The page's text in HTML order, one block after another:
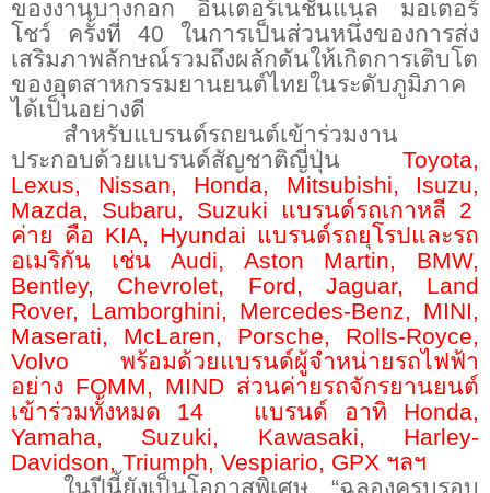
ของงานบางกอก อินเตอร์เนชั่นแนล มอเตอร์
โชว์ ครั้งที่ 40 ในการเป็นส่วนหนึ่งของการส่ง
เสริมภาพลักษณ์รวมถึงผลักดันให้เกิดการเติบโต
ของอุตสาหกรรมยานยนต์ไทยในระดับภูมิภาค
ได้เป็นอย่างดี
สำหรับแบรนด์รถยนต์เข้าร่วมงาน
ประกอบด้วยแบรนด์สัญชาติญี่ปุ่น Toyota,
Lexus, Nissan, Honda, Mitsubishi, Isuzu,
Mazda, Subaru, Suzuki แบรนด์รถเกาหลี 2
ค่าย คือ KIA, Hyundai แบรนด์รถยุโรปและรถ
อเมริกัน เช่นAudi, Aston Martin, BMW,
Bentley, Chevrolet, Ford, Jaguar, Land
Rover, Lamborghini, Mercedes-Benz, MINI,
Maserati, McLaren, Porsche, Rolls-Royce,
Volvo พร้อมด้วยแบรนด์ผู้จำหน่ายรถไฟฟ้า
อย่าง FOMM, MIND ส่วนค่ายรถจักรยานยนต์
เข้าร่วมทั้งหมด 14 แบรนด์ อาทิ Honda,
Yamaha, Suzuki, Kawasaki, Harley-
Davidson, Triumph, Vespiario, GPX ฯลฯ
ในปีนี้ยังเป็นโอกาสพิเศษ “ฉลองครบรอบ